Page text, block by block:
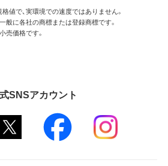
値で、実環境での速度ではありません。
般に各社の商標または登録商標です。
売価格です。
SNSアカウント